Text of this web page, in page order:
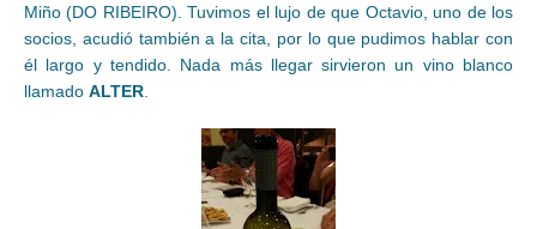
Miño (DO RIBEIRO). Tuvimos el lujo de que Octavio, uno de los
socios, acudió también a la cita, por lo que pudimos hablar con
él largo y tendido. Nada más llegar sirvieron un vino blanco
llamado ALTER